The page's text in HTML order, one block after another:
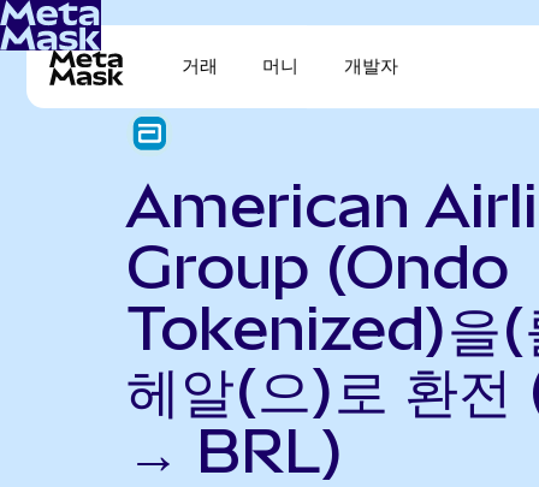
거래 머니 개발자
American
Group (Ondo
Tokenized)을(
헤알(으)로 환
→ BRL)